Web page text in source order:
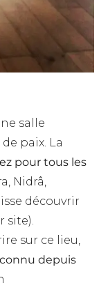
salle
paix. La
pour tous les
Nidrâ,
découvrir
site).
sur ce lieu,
depuis